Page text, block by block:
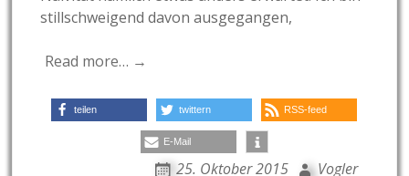
stillschweigend davon ausgegangen,
Read more… →
teilen twittern RSS-feed
E-Mail
25. Oktober 2015 Vogler